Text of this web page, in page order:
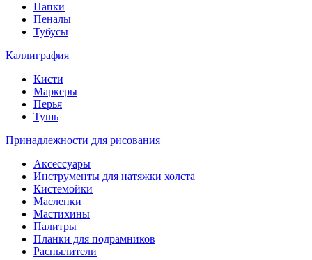
Папки
Пеналы
Тубусы
Каллиграфия
Кисти
Маркеры
Перья
Тушь
Принадлежности для рисования
Аксессуары
Инструменты для натяжки холста
Кистемойки
Масленки
Мастихины
Палитры
Планки для подрамников
Распылители